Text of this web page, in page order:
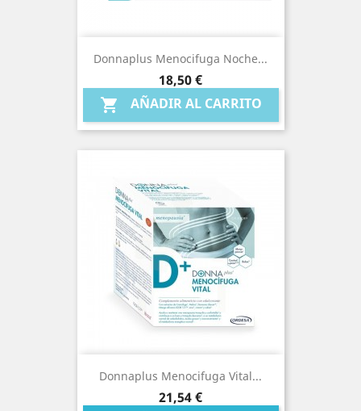
Donnaplus Menocifuga Noche...
Precio
18,50 €
 AÑADIR AL CARRITO
Donnaplus Menocifuga Vital...
Precio
21,54 €